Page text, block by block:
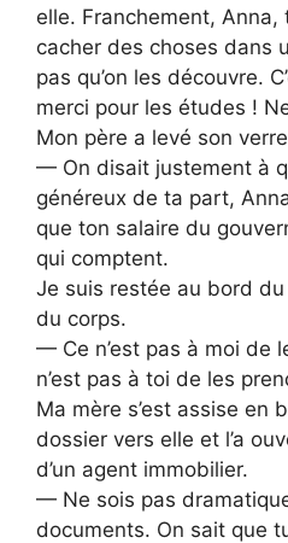
elle. Franchement, Anna,
cacher des choses dans
pas qu’on les découvre.
merci pour les études !
Mon père a levé son
— On disait justement à
généreux de ta part,
que ton salaire du
qui comptent.
Je suis restée au bord
du corps.
— Ce n’est pas à moi de
n’est pas à toi de les
Ma mère s’est assise en
dossier vers elle et l’a
d’un agent immobilier.
— Ne sois pas
documents. On sait que